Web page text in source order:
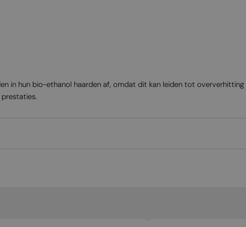
in hun bio-ethanol haarden af, omdat dit kan leiden tot